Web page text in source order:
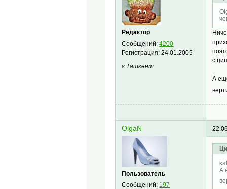
Редактор
Сообщений:4200
Регистрация:24.01.2005
г.Ташкент
с
А
OlgaN
Пользователь
Сообщений: 197
А